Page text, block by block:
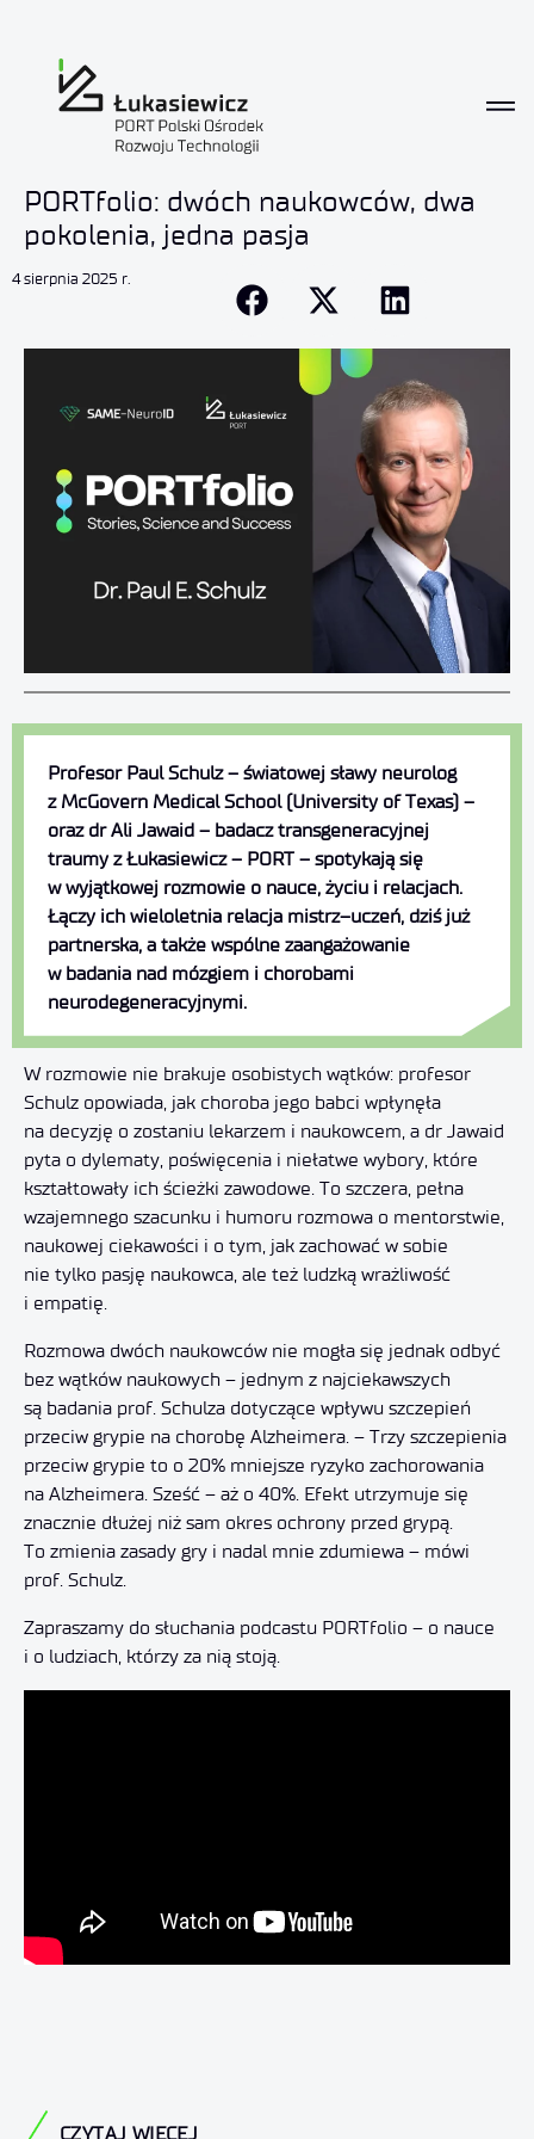
PORTfolio: dwóch naukowców, dwa
pokolenia, jedna pasja
4 sierpnia 2025
Profesor Paul Schulz – światowej sławy neurolog
z McGovern Medical School (University of Texas) –
oraz dr Ali Jawaid – badacz transgeneracyjnej
traumy z Łukasiewicz – PORT – spotykają się
w wyjątkowej rozmowie o nauce, życiu i relacjach.
Łączy ich wieloletnia relacja mistrz–uczeń, dziś już
partnerska, a także wspólne zaangażowanie
w badania nad mózgiem i chorobami
neurodegeneracyjnymi.
W rozmowie nie brakuje osobistych wątków: profesor
Schulz opowiada, jak choroba jego babci wpłynęła
na decyzję o zostaniu lekarzem i naukowcem, a dr Jawaid
pyta o dylematy, poświęcenia i niełatwe wybory, które
kształtowały ich ścieżki zawodowe. To szczera, pełna
wzajemnego szacunku i humoru rozmowa o mentorstwie,
naukowej ciekawości i o tym, jak zachować w sobie
nie tylko pasję naukowca, ale też ludzką wrażliwość
i empatię.
Rozmowa dwóch naukowców nie mogła się jednak odbyć
bez wątków naukowych – jednym z najciekawszych
są badania prof. Schulza dotyczące wpływu szczepień
przeciw grypie na chorobę Alzheimera. – Trzy szczepienia
przeciw grypie to o 20% mniejsze ryzyko zachorowania
na Alzheimera. Sześć – aż o 40%. Efekt utrzymuje się
znacznie dłużej niż sam okres ochrony przed grypą.
To zmienia zasady gry i nadal mnie zdumiewa – mówi
prof. Schulz.
Zapraszamy do słuchania podcastu PORTfolio – o nauce
i o ludziach, którzy za nią stoją.
CZYTAJ WIĘCEJ